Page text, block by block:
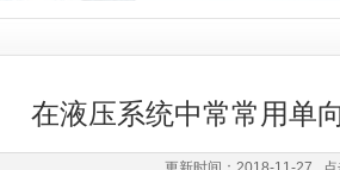
在液压系统中常常用单